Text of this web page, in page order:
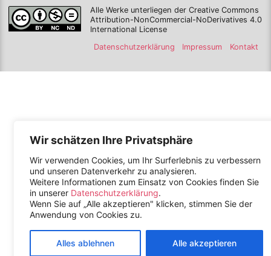
Wir schätzen Ihre Privatsphäre
Wir verwenden Cookies, um Ihr Surferlebnis zu verbessern
und unseren Datenverkehr zu analysieren.
Weitere Informationen zum Einsatz von Cookies finden Sie
in unserer Datenschutzerklärung.
Wenn Sie auf „Alle akzeptieren" klicken, stimmen Sie der
Anwendung von Cookies zu.
Alles ablehnen Alle akzeptieren
Alle Werke unterliegen der Creative Commons
Attribution-NonCommercial-NoDerivatives 4.0
International License
Datenschutzerklärung
Impressum Kontakt